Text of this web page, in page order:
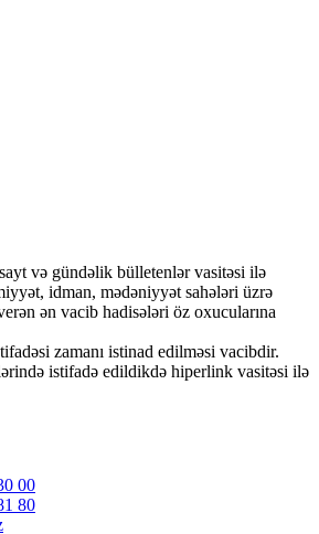
və gündəlik bülletenlər vasitəsi ilə
idman, mədəniyyət sahələri üzrə
ən vacib hadisələri öz oxucularına
zamanı istinad edilməsi vacibdir.
istifadə edildikdə hiperlink vasitəsi ilə
00
80